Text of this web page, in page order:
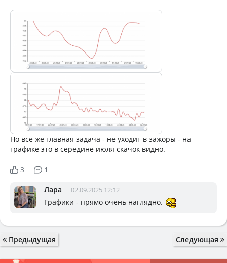
Но всё же главная задача - не уходит в зажоры - на
графике это в середине июля скачок видно.
3 1
Лара 02.09.2025 12:12
Графики - прямо очень наглядно.
Предыдущая Следующая